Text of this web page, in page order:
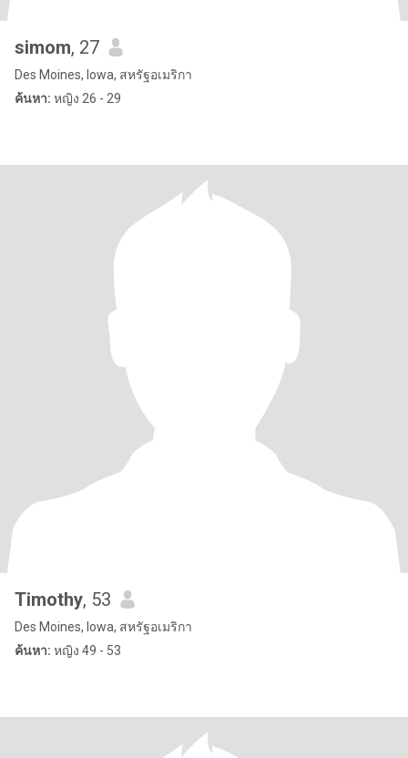
simom, 27
Des Moines, Iowa, สหรัฐอเมริกา
ค้นหา: หญิง 26 - 29
Timothy, 53
Des Moines, Iowa, สหรัฐอเมริกา
ค้นหา: หญิง 49 - 53